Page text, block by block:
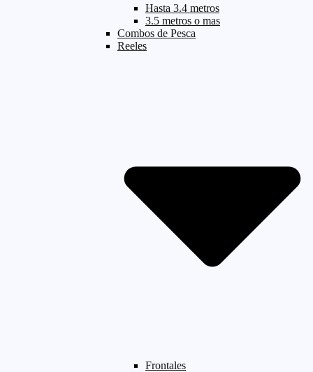
Hasta 3.4 metros
3.5 metros o mas
Combos de Pesca
Reeles
Frontales